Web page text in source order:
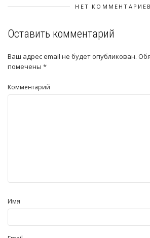
НЕТ КОММЕНТАРИЕВ
Оставить комментарий
Ваш адрес email не будет опубликован.
помечены *
Комментарий
Имя